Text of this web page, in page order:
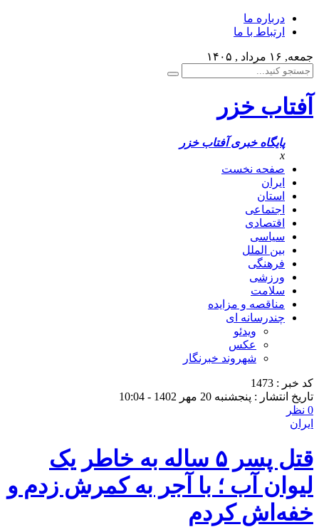
درباره ما
ارتباط با ما
جمعه, ۱۶ مرداد , ۱۴۰۵
آفتاب خزر
پایگاه خبری آفتاب خزر
x
صفحه نخست
ایران
استان
اجتماعی
اقتصادی
سیاسی
بین الملل
فرهنگی
ورزشی
سلامت
مناقصه و مزایده
چندرسانه ای
ویدئو
عکس
شهروند خبرنگار
کد خبر : 1473
تاریخ انتشار : پنجشنبه 20 مهر 1402 - 10:04
0 نظر
ایران
قتل پسر ۵ ساله به خاطر یک
لیوان آب ؛ با آجر به کمرش زدم و
خفه‌اش کردم